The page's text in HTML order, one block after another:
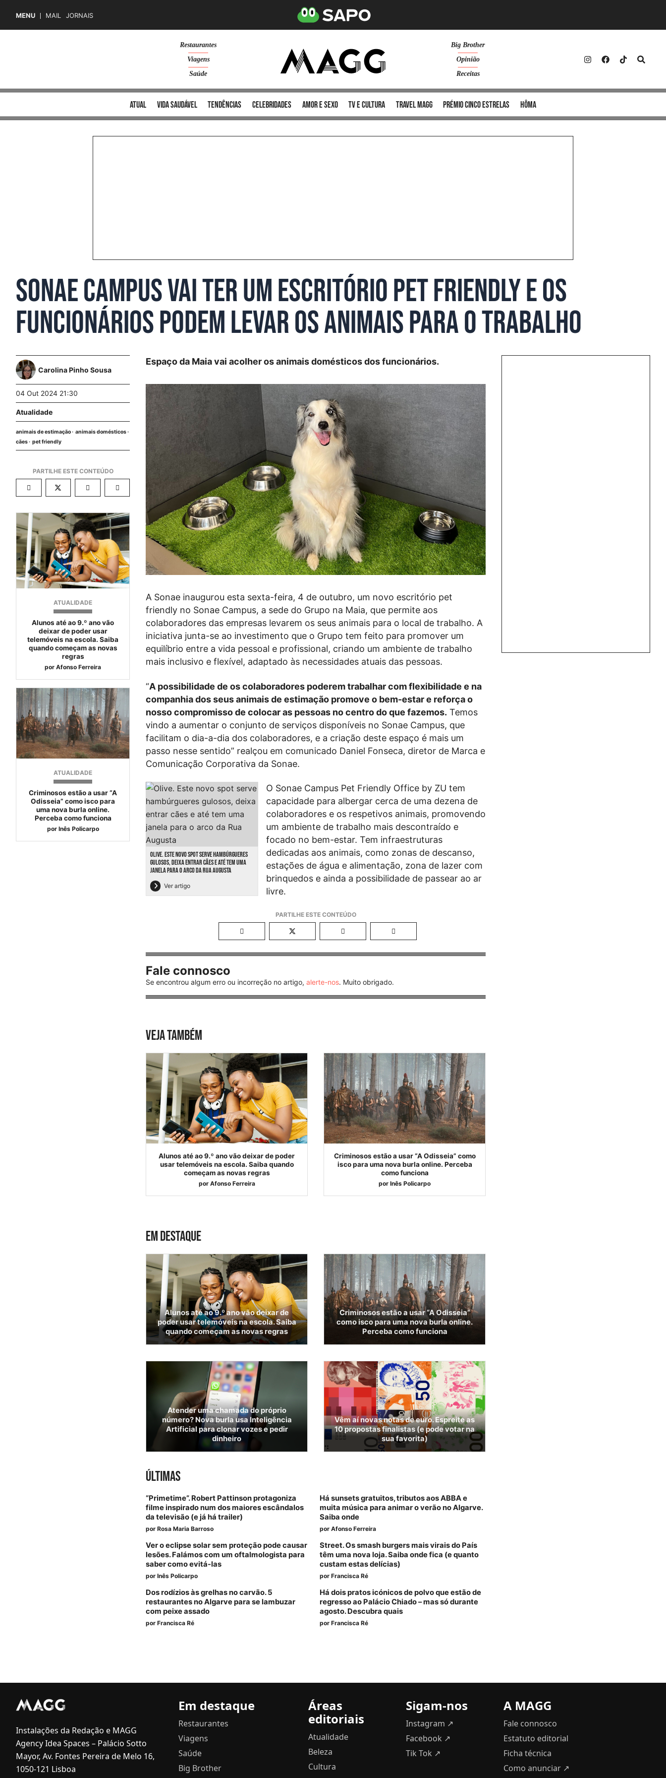
MENU MAIL JORNAIS
Restaurantes
Viagens
Saúde
Big Brother
Opinião
Receitas
atual vida saudável tendências celebridades amor e sexo TV e cultura Travel MAGG Prémio Cinco Estrelas Hôma
Sonae Campus vai ter um escritório pet friendly e os
funcionários podem levar os animais para o trabalho
Carolina Pinho Sousa
04 Out 2024 21:30
Atualidade
animais de estimação
animais domésticos
cães
pet friendly
ATUALIDADE
Alunos até ao 9.º ano vão
deixar de poder usar
telemóveis na escola. Saiba
quando começam as novas
regras
por Afonso Ferreira
ATUALIDADE
Criminosos estão a usar “A
Odisseia” como isco para
uma nova burla online.
Perceba como funciona
por Inês Policarpo
Espaço da Maia vai acolher os animais domésticos dos funcionários.
A Sonae inaugurou esta sexta-feira, 4 de outubro, um novo escritório pet
friendly no Sonae Campus, a sede do Grupo na Maia, que permite aos
colaboradores das empresas levarem os seus animais para o local de trabalho. A
iniciativa junta-se ao investimento que o Grupo tem feito para promover um
equilíbrio entre a vida pessoal e profissional, criando um ambiente de trabalho
mais inclusivo e flexível, adaptado às necessidades atuais das pessoas.
“A possibilidade de os colaboradores poderem trabalhar com flexibilidade e na
companhia dos seus animais de estimação promove o bem-estar e reforça o
nosso compromisso de colocar as pessoas no centro do que fazemos. Temos
vindo a aumentar o conjunto de serviços disponíveis no Sonae Campus, que
facilitam o dia-a-dia dos colaboradores, e a criação deste espaço é mais um
passo nesse sentido” realçou em comunicado Daniel Fonseca, diretor de Marca e
Comunicação Corporativa da Sonae.
OLIVE. ESTE NOVO SPOT SERVE HAMBÚRGUERES
GULOSOS, DEIXA ENTRAR CÃES E ATÉ TEM UMA
JANELA PARA O ARCO DA RUA AUGUSTA
Ver artigo
O Sonae Campus Pet Friendly Office by ZU tem
capacidade para albergar cerca de uma dezena de
colaboradores e os respetivos animais, promovendo
um ambiente de trabalho mais descontraído e
focado no bem-estar. Tem infraestruturas
dedicadas aos animais, como zonas de descanso,
estações de água e alimentação, zona de lazer com
brinquedos e ainda a possibilidade de passear ao ar
livre.
Fale connosco
Se encontrou algum erro ou incorreção no artigo,alerte-nos. Muito obrigado.
VEJA TAMBÉM
Alunos até ao 9.º ano vão deixar de poder
usar telemóveis na escola. Saiba quando
começam as novas regras
por Afonso Ferreira
Criminosos estão a usar “A Odisseia” como
isco para uma nova burla online. Perceba
como funciona
por Inês Policarpo
EM DESTAQUE
Alunos até ao 9.º ano vão deixar de
poder usar telemóveis na escola. Saiba
quando começam as novas regras
Criminosos estão a usar “A Odisseia”
como isco para uma nova burla online.
Perceba como funciona
Atender uma chamada do próprio
número? Nova burla usa Inteligência
Artificial para clonar vozes e pedir
dinheiro
Vêm aí novas notas de euro. Espreite as
10 propostas finalistas (e pode votar na
sua favorita)
ÚLTIMAS
“Primetime”. Robert Pattinson protagoniza
filme inspirado num dos maiores escândalos
da televisão (e já há trailer)
por Rosa Maria Barroso
Há sunsets gratuitos, tributos aos ABBA e
muita música para animar o verão no Algarve.
Saiba onde
por Afonso Ferreira
Ver o eclipse solar sem proteção pode causar
lesões. Falámos com um oftalmologista para
saber como evitá-las
por Inês Policarpo
Street. Os smash burgers mais virais do País
têm uma nova loja. Saiba onde fica (e quanto
custam estas delícias)
por Francisca Ré
Dos rodízios às grelhas no carvão. 5
restaurantes no Algarve para se lambuzar
com peixe assado
por Francisca Ré
Há dois pratos icónicos de polvo que estão de
regresso ao Palácio Chiado – mas só durante
agosto. Descubra quais
por Francisca Ré
Instalações da Redação e MAGG
Agency Idea Spaces – Palácio Sotto
Mayor, Av. Fontes Pereira de Melo 16,
1050-121 Lisboa
Em destaque
Restaurantes
Viagens
Saúde
Big Brother
Áreas
editoriais
Atualidade
Beleza
Cultura
Sigam-nos
Instagram ↗
Facebook ↗
Tik Tok ↗
A MAGG
Fale connosco
Estatuto editorial
Ficha técnica
Como anunciar ↗